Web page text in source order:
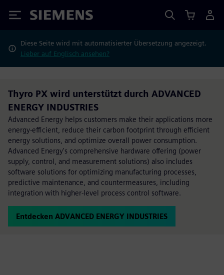
Siemens
Diese Seite wird mit automatisierter Übersetzung angezeigt.
Lieber auf Englisch ansehen?
Thyro PX wird unterstützt durch ADVANCED
ENERGY INDUSTRIES
Advanced Energy helps customers make their applications more
energy-efficient, reduce their carbon footprint through efficient
energy solutions, and optimize overall power consumption.
Advanced Energy's comprehensive hardware offering (power
supply, control, and measurement solutions) also includes
software solutions for optimizing manufacturing processes,
predictive maintenance, and countermeasures, including
integration with higher-level process control software.
Entdecken ADVANCED ENERGY INDUSTRIES